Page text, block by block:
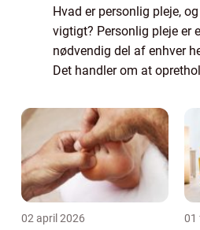
Hvad er personlig pleje,
vigtigt? Personlig pleje er
nødvendig del af enhver
Det handler om at
Gennem korrekt pleje kan
forebygg...
02 april 2026 01